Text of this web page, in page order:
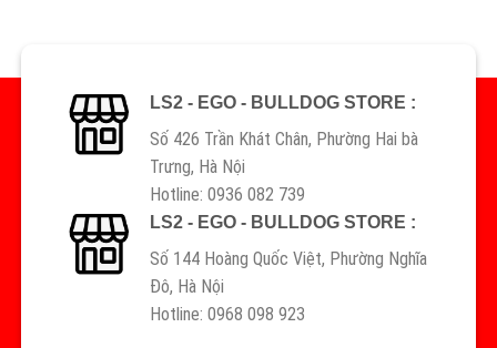
LS2 - EGO - BULLDOG STORE :
Số 426 Trần Khát Chân, Phường Hai bà
Trưng, Hà Nội
Hotline: 0936 082 739
LS2 - EGO - BULLDOG STORE :
Số 144 Hoàng Quốc Việt, Phường Nghĩa
Đô, Hà Nội
Hotline: 0968 098 923